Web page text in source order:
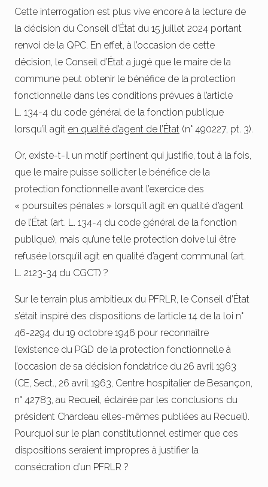
Cette interrogation est plus vive encore à la lecture de
la décision du Conseil d’État du 15 juillet 2024 portant
renvoi de la QPC. En effet, à l’occasion de cette
décision, le Conseil d’État a jugé que le maire de la
commune peut obtenir le bénéfice de la protection
fonctionnelle dans les conditions prévues à l’article
L. 134-4 du code général de la fonction publique
lorsqu’il agit en qualité d’agent de l’État (n° 490227, pt. 3).
Or, existe-t-il un motif pertinent qui justifie, tout à la fois,
que le maire puisse solliciter le bénéfice de la
protection fonctionnelle avant l’exercice des
« poursuites pénales » lorsqu’il agit en qualité d’agent
de l’État (art. L. 134-4 du code général de la fonction
publique), mais qu’une telle protection doive lui être
refusée lorsqu’il agit en qualité d’agent communal (art.
L. 2123-34 du CGCT) ?
Sur le terrain plus ambitieux du PFRLR, le Conseil d’État
s’était inspiré des dispositions de l’article 14 de la loi n°
46-2294 du 19 octobre 1946 pour reconnaître
l’existence du PGD de la protection fonctionnelle à
l’occasion de sa décision fondatrice du 26 avril 1963
(CE, Sect., 26 avril 1963, Centre hospitalier de Besançon,
n° 42783, au Recueil, éclairée par les conclusions du
président Chardeau elles-mêmes publiées au Recueil).
Pourquoi sur le plan constitutionnel estimer que ces
dispositions seraient impropres à justifier la
consécration d’un PFRLR ?